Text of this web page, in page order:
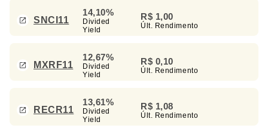
SNCI11
14,10%
Divided
Yield
R$ 1,00
Últ. Rendimento
MXRF11
12,67%
Divided
Yield
R$ 0,10
Últ. Rendimento
RECR11
13,61%
Divided
Yield
R$ 1,08
Últ. Rendimento